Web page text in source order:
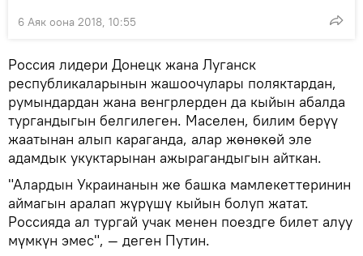
6 Аяк оона 2018, 10:55
Россия лидери Донецк жана Луганск
республикаларынын жашоочулары поляктардан,
румындардан жана венгрлерден да кыйын абалда
тургандыгын белгилеген. Маселен, билим берүү
жаатынан алып караганда, алар жөнөкөй эле
адамдык укуктарынан ажырагандыгын айткан.
"Алардын Украинанын же башка мамлекеттеринин
аймагын аралап жүрүшү кыйын болуп жатат.
Россияда ал тургай учак менен поездге билет алуу
мүмкүн эмес", — деген Путин.